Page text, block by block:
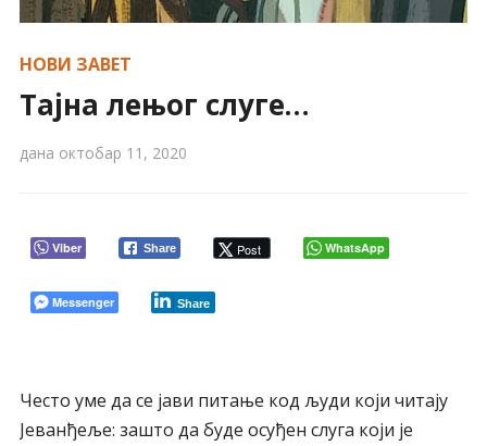
НОВИ ЗАВЕТ
Тајна лењог слуге…
дана октобар 11, 2020
Viber Share Post WhatsApp
Messenger Share
Често уме да се јави питање код људи који читају
Јеванђеље: зашто да буде осуђен слуга који је